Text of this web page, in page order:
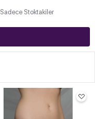
Sadece Stoktakiler